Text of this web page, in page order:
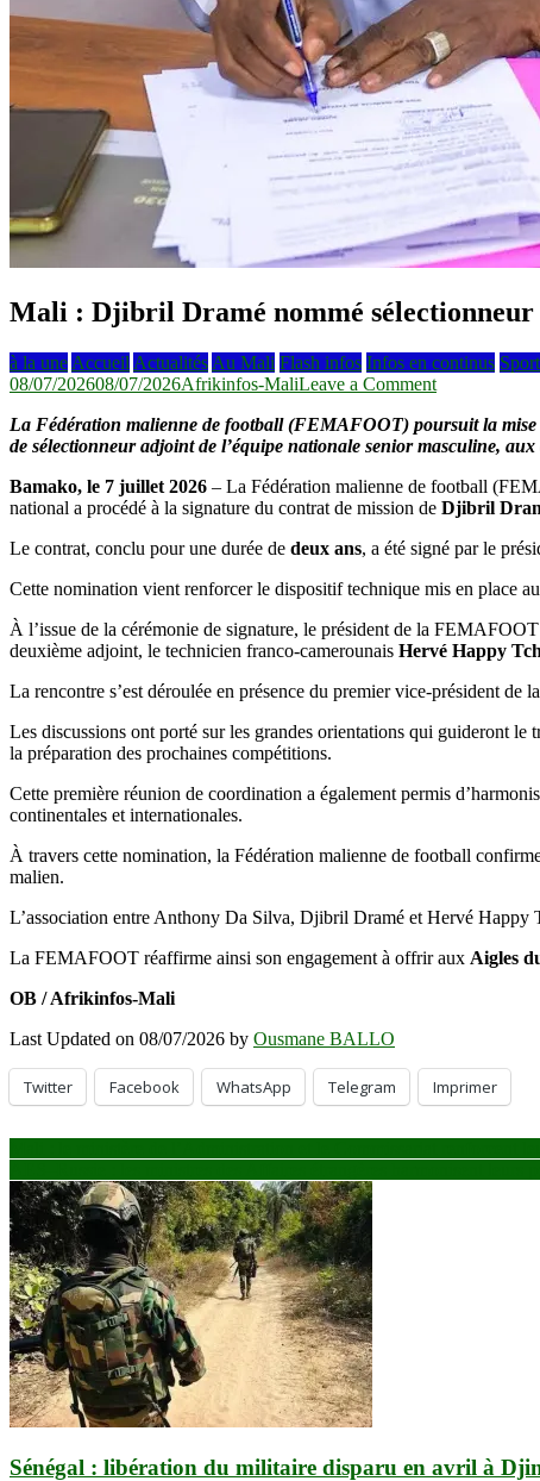
Mali : Djibril Dramé nommé sélectionneur
à la une Accueil Actualités Au Mali Flash infos Infos en continus
08/07/202608/07/2026Afrikinfos-MaliLeave a Commenton
:
Djibril
nommé
sélectionneur
des
pour
deux
ans
La Fédération malienne de football (FEMAFOOT) poursuit la
de sélectionneur adjoint de l’équipe nationale senior masculine,
Bamako, le 7 juillet 2026 – La Fédération malienne de football
national a procédé à la signature du contrat de mission de Djibril
Le contrat, conclu pour une durée de deux ans, a été signé par le
Cette nomination vient renforcer le dispositif technique mis en place
À l’issue de la cérémonie de signature, le président de la
deuxième adjoint, le technicien franco-camerounais Hervé Happy
La rencontre s’est déroulée en présence du premier vice-président de
Les discussions ont porté sur les grandes orientations qui guideront
la préparation des prochaines compétitions.
Cette première réunion de coordination a également permis
continentales et internationales.
À travers cette nomination, la Fédération malienne de football
malien.
L’association entre Anthony Da Silva, Djibril Dramé et Hervé Happy
La FEMAFOOT réaffirme ainsi son engagement à offrir aux Aigles
OB / Afrikinfos-Mali
Last Updated on 08/07/2026 by Ousmane BALLO
Twitter Facebook WhatsApp Telegram Imprimer
Navigation
de
l’article
Sénégal : libération du militaire disparu en avril à